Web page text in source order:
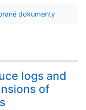
dokumenty
logs and
of